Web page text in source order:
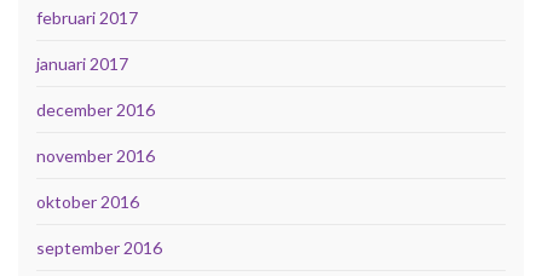
februari 2017
januari 2017
december 2016
november 2016
oktober 2016
september 2016